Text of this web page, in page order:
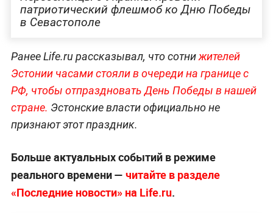
патриотический флешмоб ко Дню Победы
в Севастополе
Ранее Life.ru рассказывал, что сотнижителей
Эстонии часами стояли в очереди на границе с
РФ, чтобы отпраздновать День Победы в нашей
стране. Эстонские власти официально не
признают этот праздник.
Больше актуальных событий в режиме
реального времени — читайте в разделе
«Последние новости» на Life.ru.